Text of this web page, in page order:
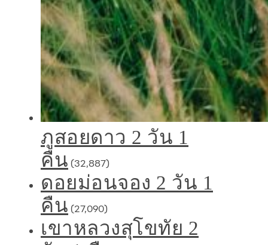
ภูสอยดาว 2 วัน 1
คืน (32,887)
ดอยม่อนจอง 2 วัน 1
คืน (27,090)
เขาหลวงสุโขทัย 2